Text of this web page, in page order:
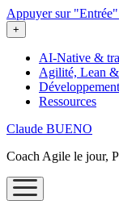
Appuyer sur "Entrée"
ouvrir
le
+
AI-Native &
Agilité, Lean
Ressources
Claude BUENO
Coach Agile le jour,
ouvrir
le